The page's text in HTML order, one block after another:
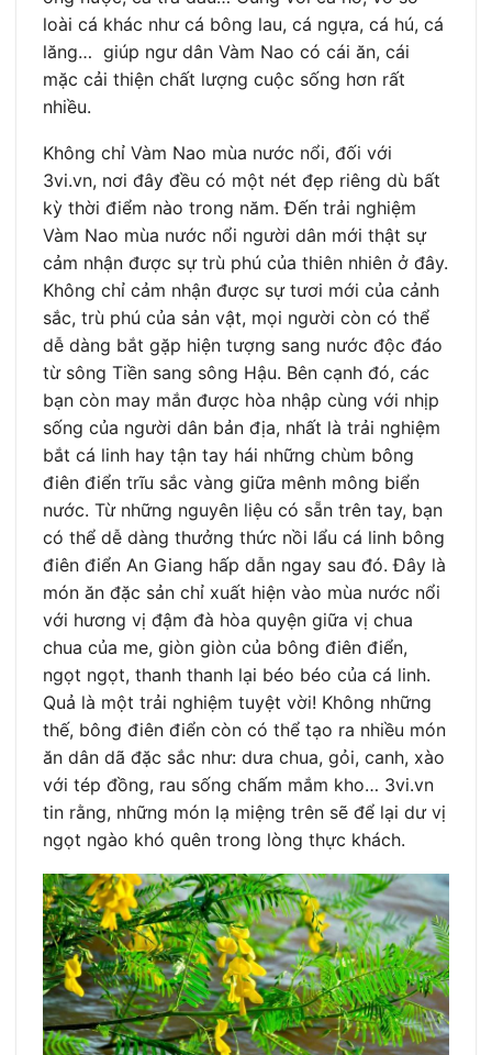
loài cá khác như cá bông lau, cá ngựa, cá hú, cá
lăng… giúp ngư dân Vàm Nao có cái ăn, cái
mặc cải thiện chất lượng cuộc sống hơn rất
nhiều.
Không chỉ Vàm Nao mùa nước nổi, đối với
3vi.vn, nơi đây đều có một nét đẹp riêng dù bất
kỳ thời điểm nào trong năm. Đến trải nghiệm
Vàm Nao mùa nước nổi người dân mới thật sự
cảm nhận được sự trù phú của thiên nhiên ở đây.
Không chỉ cảm nhận được sự tươi mới của cảnh
sắc, trù phú của sản vật, mọi người còn có thể
dễ dàng bắt gặp hiện tượng sang nước độc đáo
từ sông Tiền sang sông Hậu. Bên cạnh đó, các
bạn còn may mắn được hòa nhập cùng với nhịp
sống của người dân bản địa, nhất là trải nghiệm
bắt cá linh hay tận tay hái những chùm bông
điên điển trĩu sắc vàng giữa mênh mông biển
nước. Từ những nguyên liệu có sẵn trên tay, bạn
có thể dễ dàng thưởng thức nồi lẩu cá linh bông
điên điển An Giang hấp dẫn ngay sau đó. Đây là
món ăn đặc sản chỉ xuất hiện vào mùa nước nổi
với hương vị đậm đà hòa quyện giữa vị chua
chua của me, giòn giòn của bông điên điển,
ngọt ngọt, thanh thanh lại béo béo của cá linh.
Quả là một trải nghiệm tuyệt vời! Không những
thế, bông điên điển còn có thể tạo ra nhiều món
ăn dân dã đặc sắc như: dưa chua, gỏi, canh, xào
với tép đồng, rau sống chấm mắm kho… 3vi.vn
tin rằng, những món lạ miệng trên sẽ để lại dư vị
ngọt ngào khó quên trong lòng thực khách.